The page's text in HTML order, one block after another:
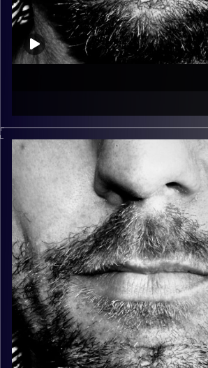
של הופעות חיות. הרבה ג'אם, רוק,
בלוז, bluegrass, ג'אז, Fאנק, פרוגרסיב ואפילו אלקטרוניקה.
David